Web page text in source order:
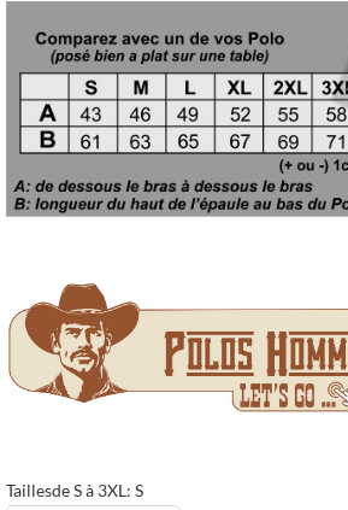
Taillesde S à 3XL: S